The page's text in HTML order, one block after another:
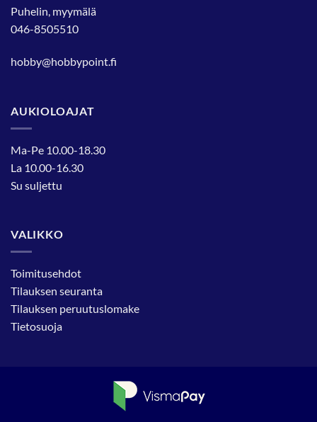
Puhelin, myymälä
046-8505510
hobby@hobbypoint.fi
AUKIOLOAJAT
Ma-Pe 10.00-18.30
La 10.00-16.30
Su suljettu
VALIKKO
Toimitusehdot
Tilauksen seuranta
Tilauksen peruutuslomake
Tietosuoja